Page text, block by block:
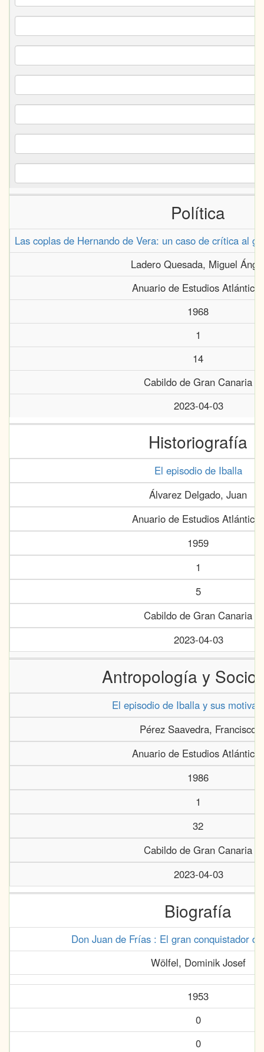
Política
Las coplas de Hernando de Vera: un caso de crítica al
Ladero Quesada, Miguel
Anuario de Estudios Atlánticos
1968
1
14
Cabildo de Gran Canaria
2023-04-03
Historiografía
El episodio de Iballa
Álvarez Delgado, Juan
Anuario de Estudios Atlánticos
1959
1
5
Cabildo de Gran Canaria
2023-04-03
Antropología y
El episodio de Iballa y sus
Pérez Saavedra, Francisco
Anuario de Estudios Atlánticos
1986
1
32
Cabildo de Gran Canaria
2023-04-03
Biografía
Don Juan de Frías : El gran conquistador
Wölfel, Dominik Josef
1953
0
0